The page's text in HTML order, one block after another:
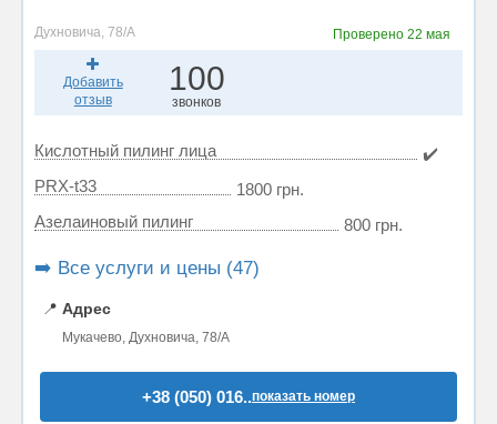
Духновича, 78/А Проверено 22 мая
Добавить
отзыв
100
звонков
Кислотный пилинг лица
✔️
PRX-t33
1800 грн.
Азелаиновый пилинг
800 грн.
➡️ Все услуги и цены (47)
📍 Адрес
Мукачево, Духновича, 78/А
+38 (050) 016..показать номер